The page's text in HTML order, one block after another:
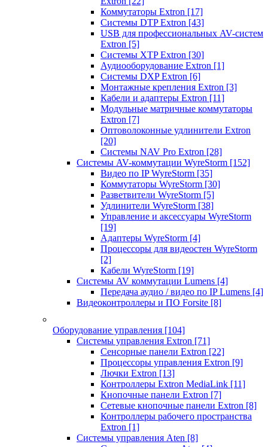
Коммутаторы Extron [17]
Системы DTP Extron [43]
USB для профессиональных AV-систем
Extron [5]
Системы XTP Extron [30]
Аудиооборудование Extron [1]
Системы DXP Extron [6]
Монтажные крепления Extron [3]
Кабели и адаптеры Extron [11]
Модульные матричные коммутаторы
Extron [7]
Оптоволоконные удлинители Extron
[20]
Системы NAV Pro Extron [28]
Системы AV-коммутации WyreStorm [152]
Видео по IP WyreStorm [35]
Коммутаторы WyreStorm [30]
Разветвители WyreStorm [5]
Удлинители WyreStorm [38]
Управление и аксессуары WyreStorm
[19]
Адаптеры WyreStorm [4]
Процессоры для видеостен WyreStorm
[2]
Кабели WyreStorm [19]
Системы AV коммутации Lumens [4]
Передача аудио / видео по IP Lumens [4]
Видеоконтроллеры и ПО Forsite [8]
Оборудование управления [104]
Системы управления Extron [71]
Сенсорные панели Extron [22]
Процессоры управления Extron [9]
Лючки Extron [13]
Контроллеры Extron MediaLink [11]
Кнопочные панели Extron [7]
Сетевые кнопочные панели Extron [8]
Контроллеры рабочего пространства
Extron [1]
Системы управления Aten [8]